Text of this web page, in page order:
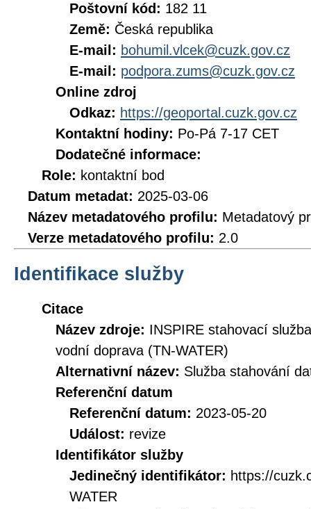
Poštovní kód: 182 11
Země: Česká republika
E-mail: bohumil.vlcek@cuzk.gov.cz
E-mail: podpora.zums@cuzk.gov.cz
Online zdroj
Odkaz: https://geoportal.cuzk.gov.cz
Kontaktní hodiny: Po-Pá 7-17 CET
Dodatečné informace:
Role: kontaktní bod
Datum metadat: 2025-03-06
Název metadatového profilu: Metadatový
Verze metadatového profilu: 2.0
Identifikace služby
Citace
Název zdroje: INSPIRE stahovací
vodní doprava (TN-WATER)
Alternativní název: Služba stahování
Referenční datum
Referenční datum: 2023-05-20
Událost: revize
Identifikátor služby
Jedinečný identifikátor: https://
WATER